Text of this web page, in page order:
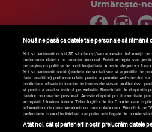
Urmărește-
Copyright © 2026 / DIGI
Arhiva
Comunicate de presă
si conditii
Gestionați preferințele|
Nouă ne pasă ca datele tale personale să rămână
Noi și partenerii noștri30 stocăm și/sau accesăm informații pe
prelucrarea datelor cu caracter personal. Puteți accepta sau
pe pagina cu politica de confidențialitate. Aceste alegeri vor fi
Noi si partenerii nostri (retelele de socializare si agentiile de
date analitice) prelucram date pentru a permite website-ului
publicitare afisate in functie de interesele si/sau profilul dvs.,
si pentru a analiza traficul pe website. Beneficiati de drepturile
datelor cu caracter personal. Aceste drepturi pot fi exercitate
acceptati folosirea tuturor Tehnologiilor de tip Cookie, care
informatiilor de catre Vendor-ii cu care colaboram. Prin click pe
preferintele in mod individual, mai putin cele legate de cookie
Atât noi, cât și partenerii noștri prelucrăm datele